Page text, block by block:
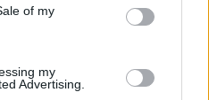
of my
my
Advertising.